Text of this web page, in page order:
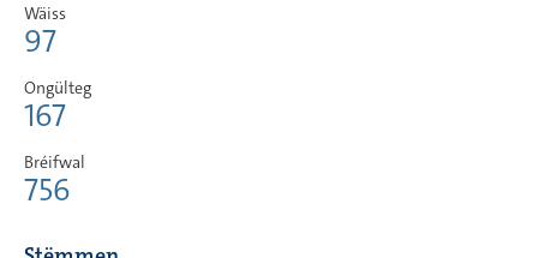
Wäiss
97
Ongülteg
167
Bréifwal
756